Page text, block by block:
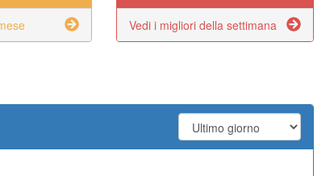
Vedi i migliori della settimana